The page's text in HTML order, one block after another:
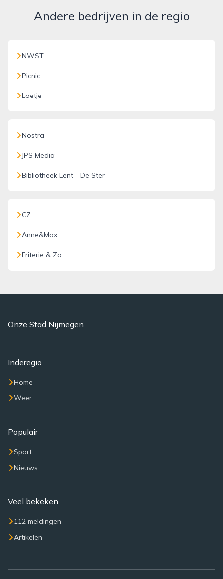
Andere bedrijven in de regio
NWST
Picnic
Loetje
Nostra
JPS Media
Bibliotheek Lent - De Ster
CZ
Anne&Max
Friterie & Zo
Onze Stad Nijmegen
Inderegio
Home
Weer
Populair
Sport
Nieuws
Veel bekeken
112 meldingen
Artikelen